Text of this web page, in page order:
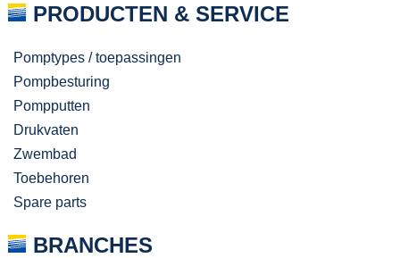
PRODUCTEN & SERVICE
Pomptypes / toepassingen
Pompbesturing
Pompputten
Drukvaten
Zwembad
Toebehoren
Spare parts
BRANCHES